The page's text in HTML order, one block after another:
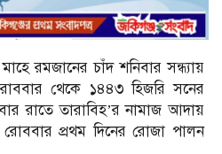
রমজানের চাঁদ শনিবার সন্ধ্যায়
থেকে ১৪৪৩ হিজরি সনের
রাতে তারাবিহ’র নামাজ আদায়
প্রথম দিনের রোজা পালন